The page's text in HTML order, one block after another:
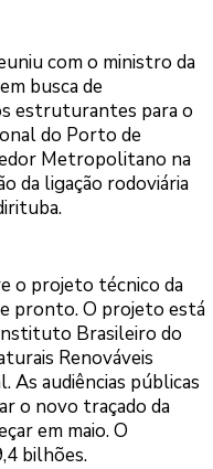
com o ministro da
busca de
estruturantes para o
do Porto de
Metropolitano na
da ligação rodoviária
o projeto técnico da
pronto. O projeto está
Brasileiro do
Renováveis
As audiências públicas
o novo traçado da
em maio. O
bilhões.